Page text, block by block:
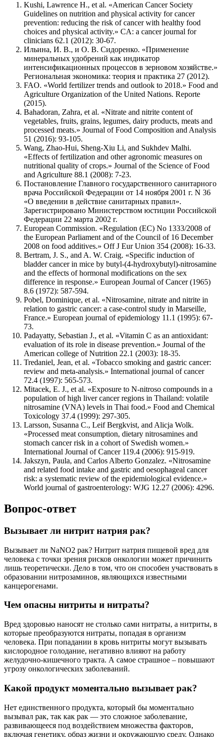
Kushi, Lawrence H., et al. «American Cancer Society
Guidelines on nutrition and physical activity for cancer
prevention: reducing the risk of cancer with healthy food
choices and physical activity.» CA: a cancer journal for
clinicians 62.1 (2012): 30-67.
Ильина, И. В., и О. В. Сидоренко. «Применение
минеральных удобрений как индикатор
интенсификационных процессов в зерновом хозяйстве.»
Региональная экономика: теория и практика 27 (2012).
FAO. «World fertilizer trends and outlook to 2018.» Food and
Agriculture Organization of the United Nations. Reporte
(2015).
Bahadoran, Zahra, et al. «Nitrate and nitrite content of
vegetables, fruits, grains, legumes, dairy products, meats and
processed meats.» Journal of Food Composition and Analysis
51 (2016): 93-105.
Wang, Zhao-Hui, Sheng-Xiu Li, and Sukhdev Malhi.
«Effects of fertilization and other agronomic measures on
nutritional quality of crops.» Journal of the Science of Food
and Agriculture 88.1 (2008): 7-23.
Постановление Главного государственного санитарного
врача Российской Федерации от 14 ноября 2001 г. N 36
«О введении в действие санитарных правил».
Зарегистрировано Министерством юстиции Российской
Федерации 22 марта 2002 г.
European Commission. «Regulation (EC) No 1333/2008 of
the European Parliament and of the Council of 16 December
2008 on food additives.» Off J Eur Union 354 (2008): 16-33.
Bertram, J. S., and A. W. Craig. «Specific induction of
bladder cancer in mice by butyl-(4-hydroxybutyl)-nitrosamine
and the effects of hormonal modifications on the sex
difference in response.» European Journal of Cancer (1965)
8.6 (1972): 587-594.
Pobel, Dominique, et al. «Nitrosamine, nitrate and nitrite in
relation to gastric cancer: a case-control study in Marseille,
France.» European journal of epidemiology 11.1 (1995): 67-
73.
Padayatty, Sebastian J., et al. «Vitamin C as an antioxidant:
evaluation of its role in disease prevention.» Journal of the
American college of Nutrition 22.1 (2003): 18-35.
Tredaniel, Jean, et al. «Tobacco smoking and gastric cancer:
review and meta-analysis.» International journal of cancer
72.4 (1997): 565-573.
Mitacek, E. J., et al. «Exposure to N-nitroso compounds in a
population of high liver cancer regions in Thailand: volatile
nitrosamine (VNA) levels in Thai food.» Food and Chemical
Toxicology 37.4 (1999): 297-305.
Larsson, Susanna C., Leif Bergkvist, and Alicja Wolk.
«Processed meat consumption, dietary nitrosamines and
stomach cancer risk in a cohort of Swedish women.»
International Journal of Cancer 119.4 (2006): 915-919.
Jakszyn, Paula, and Carlos Alberto Gonzalez. «Nitrosamine
and related food intake and gastric and oesophageal cancer
risk: a systematic review of the epidemiological evidence.»
World journal of gastroenterology: WJG 12.27 (2006): 4296.
Вопрос-ответ
Вызывает ли нитрит натрия рак?
Вызывает ли NaNO2 рак? Нитрит натрия пищевой вред для
человека с точки зрения рисков онкологии может причинить
лишь теоретически. Дело в том, что он способен участвовать в
образовании нитрозаминов, являющихся известными
канцерогенами.
Чем опасны нитриты и нитраты?
Вред здоровью наносят не столько сами нитраты, а нитриты, в
которые преобразуются нитраты, попадая в организм
человека. При попадании в кровь нитриты могут вызывать
кислородное голодание, негативно влияют на работу
желудочно-кишечного тракта. А самое страшное – повышают
угрозу онкологических заболеваний.
Какой продукт моментально вызывает рак?
Нет единственного продукта, который бы моментально
вызывал рак, так как рак — это сложное заболевание,
развивающееся под воздействием множества факторов,
включая генетику, образ жизни и окружающую среду. Однако